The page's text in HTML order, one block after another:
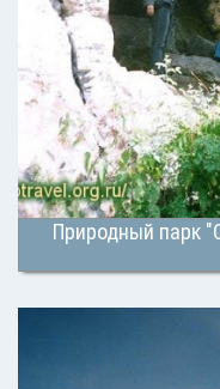
Природный парк